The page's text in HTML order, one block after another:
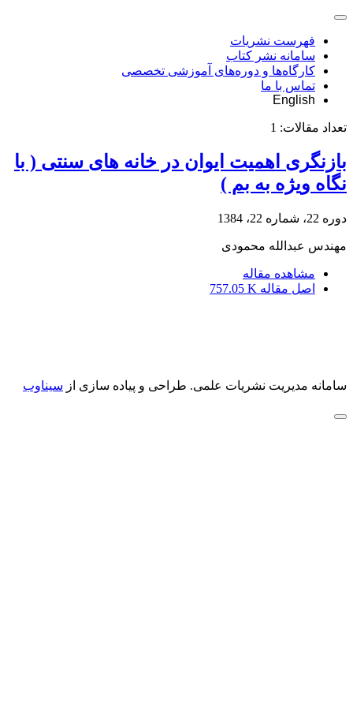
فهرست نشریات
سامانه نشر کتاب
کارگاه‌ها و دوره‌های آموزشی تخصصی
تماس با ما
English
تعداد مقالات: 1
بازنگری اهمیت ایوان در خانه های سنتی ( با
نگاه ویژه به بم )
دوره 22، شماره 22، 1384
مهندس عبدالله محمودی
مشاهده مقاله
اصل مقاله 757.05 K
سامانه مدیریت نشریات علمی. طراحی و پیاده سازی از سیناوب